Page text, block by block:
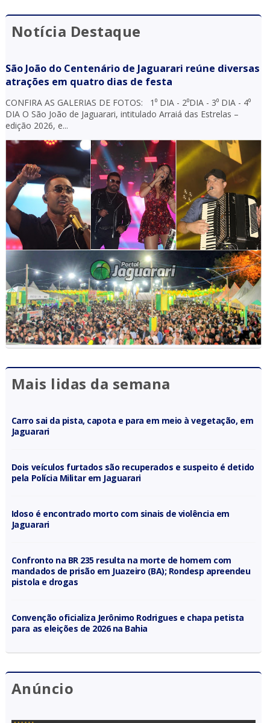
Notícia Destaque
São João do Centenário de Jaguarari reúne diversas
atrações em quatro dias de festa
CONFIRA AS GALERIAS DE FOTOS: 1⁰ DIA - 2⁰DIA - 3⁰ DIA - 4⁰
DIA O São João de Jaguarari, intitulado Arraiá das Estrelas –
edição 2026, e...
Mais lidas da semana
Carro sai da pista, capota e para em meio à vegetação, em
Jaguarari
Dois veículos furtados são recuperados e suspeito é detido
pela Polícia Militar em Jaguarari
Idoso é encontrado morto com sinais de violência em
Jaguarari
Confronto na BR 235 resulta na morte de homem com
mandados de prisão em Juazeiro (BA); Rondesp apreendeu
pistola e drogas
Convenção oficializa Jerônimo Rodrigues e chapa petista
para as eleições de 2026 na Bahia
Anúncio